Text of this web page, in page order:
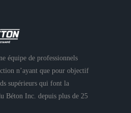
équipe de professionnels
n’ayant que pour objectif
supérieurs qui font la
Béton Inc. depuis plus de 25